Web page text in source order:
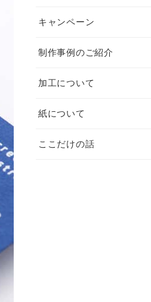
キャンペーン
制作事例のご紹介
加工について
紙について
ここだけの話